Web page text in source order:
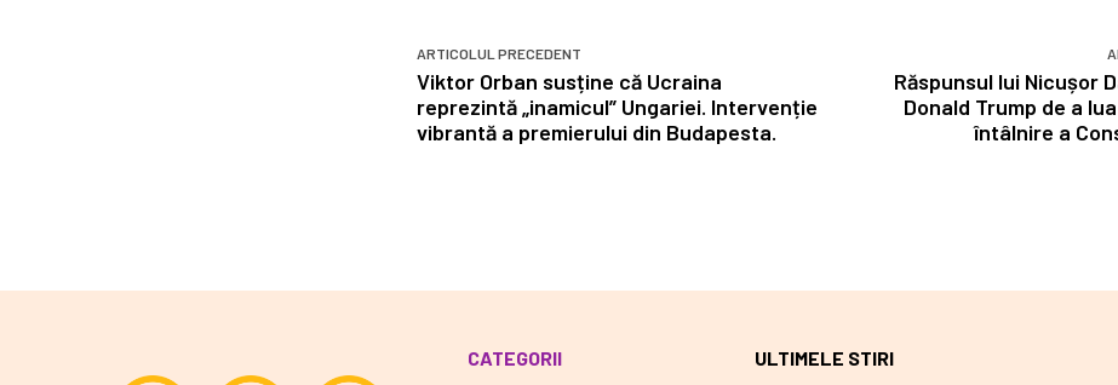
ARTICOLUL PRECEDENT
Viktor Orban susține că Ucraina
reprezintă „inamicul” Ungariei. Intervenție
vibrantă a premierului din Budapesta.
Răspunsul lui Nicușor
Donald Trump de a
întâlnire a
CATEGORII ULTIMELE STIRI